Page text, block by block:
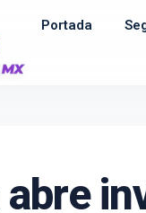
Portada
abre